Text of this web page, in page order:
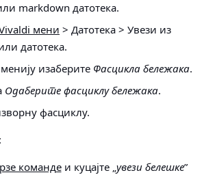
markdown датотека.
мени > Датотека > Увези из
датотека.
изаберите Фасцикла бележака.
Одаберите фасциклу бележака.
фасциклу.
командеи куцајте „увези белешке”